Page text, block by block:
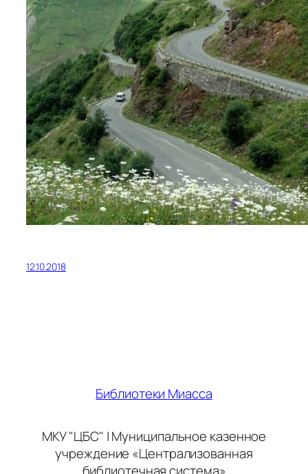
12.10.2018
Библиотеки Миасса
МКУ "ЦБС" | Муниципальное казенное
учреждение «Централизованная
библиотечная система»